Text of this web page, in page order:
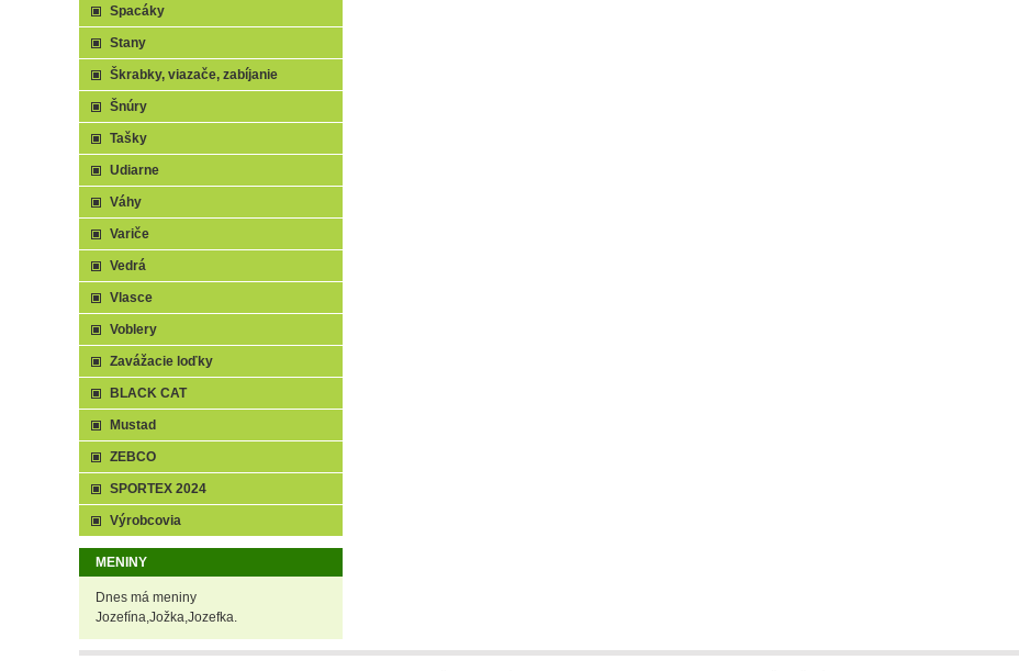
Spacáky
Stany
Škrabky, viazače, zabíjanie
Šnúry
Tašky
Udiarne
Váhy
Variče
Vedrá
Vlasce
Voblery
Zavážacie loďky
BLACK CAT
Mustad
ZEBCO
SPORTEX 2024
Výrobcovia
MENINY
Dnes má meniny
Jozefína,Jožka,Jozefka.